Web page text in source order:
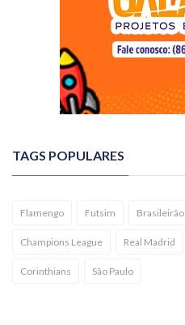
TAGS POPULARES
Flamengo Futsim Brasileirão
Champions League Real Madrid
Corinthians São Paulo